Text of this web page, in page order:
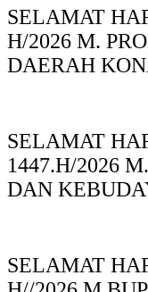
SELAMAT
H/2026 M.
DAERAH
SELAMAT
1447.H/2026
DAN
SELAMAT